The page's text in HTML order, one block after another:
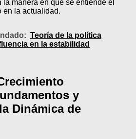
manera en que se entiende el
en la actualidad.
Teoría de la política
en la estabilidad
y
Dinámica de